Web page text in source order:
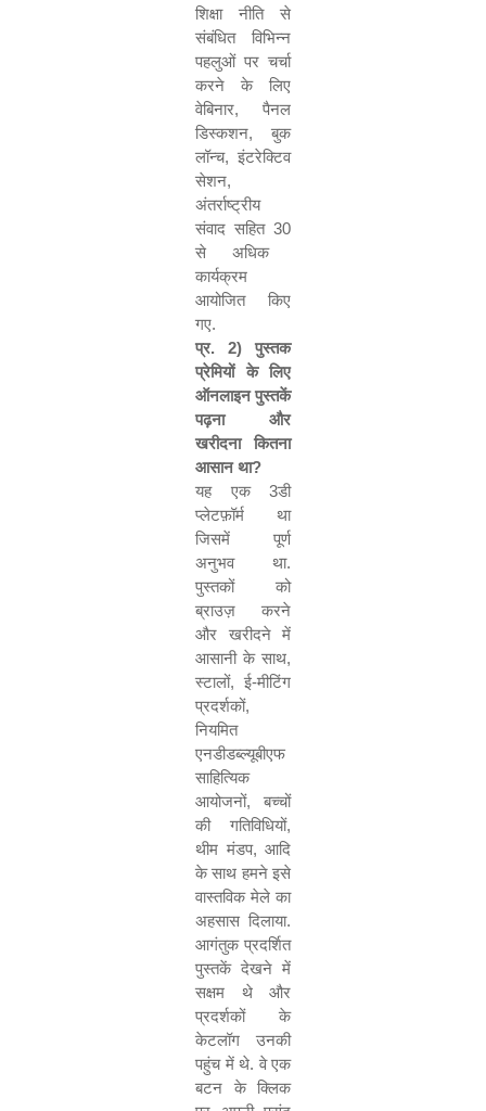
शिक्षा नीति से
संबंधित विभिन्न
पहलुओं पर चर्चा
करने के लिए
वेबिनार, पैनल
डिस्कशन, बुक
लॉन्च, इंटरेक्टिव
सेशन,
अंतर्राष्ट्रीय
संवाद सहित 30
से अधिक
कार्यक्रम
आयोजित किए
गए.
प्र. 2) पुस्तक
प्रेमियों के लिए
ऑनलाइन पुस्तकें
पढ़ना और
खरीदना कितना
आसान था?
यह एक 3डी
प्लेटफ़ॉर्म था
जिसमें पूर्ण
अनुभव था.
पुस्तकों को
ब्राउज़ करने
और खरीदने में
आसानी के साथ,
स्टालों, ई-मीटिंग
प्रदर्शकों,
नियमित
एनडीडब्ल्यूबीएफ
साहित्यिक
आयोजनों, बच्चों
की गतिविधियों,
थीम मंडप, आदि
के साथ हमने इसे
वास्तविक मेले का
अहसास दिलाया.
आगंतुक प्रदर्शित
पुस्तकें देखने में
सक्षम थे और
प्रदर्शकों के
केटलॉग उनकी
पहुंच में थे. वे एक
बटन के क्लिक